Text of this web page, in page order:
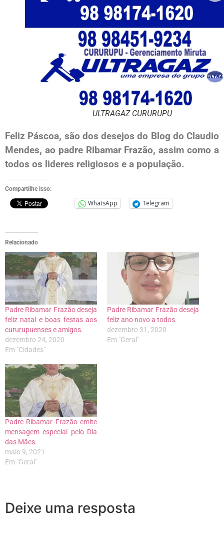
ULTRAGAZ CURURUPU
Feliz Páscoa, são dos desejos do Blog do Claudio
Mendes, ao padre Ribamar Frazão, assim como a
todos os lideres religiosos e a população.
Compartilhe isso:
WhatsApp Telegram
Relacionado
Padre Ribamar Frazão deseja
feliz natal e boas festas aos
cururupuenses e amigos.
dezembro 24, 2020
Em "Cidades"
Padre Ribamar Frazão deseja
feliz ano novo a todos.
dezembro 31, 2020
Em "Geral"
Padre Ribamar Frazão emite
mensagem especial pelo Dia
das Mães.
maio 9, 2021
Em "Geral"
Deixe uma resposta